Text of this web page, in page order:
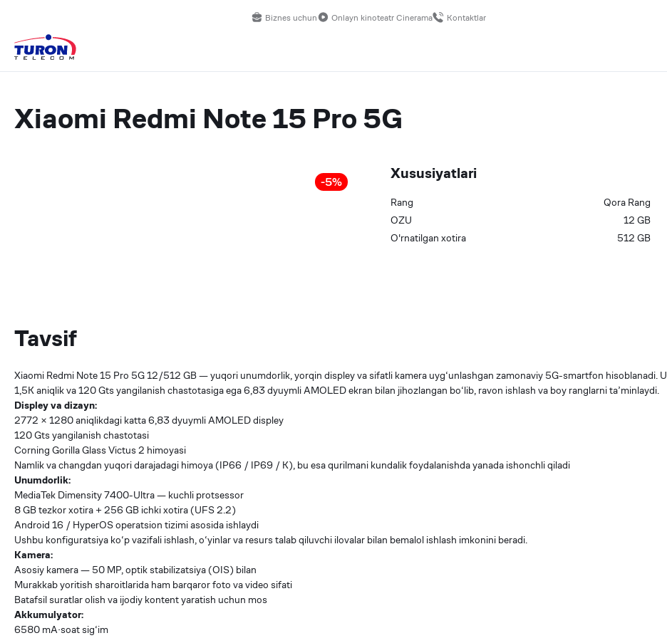
Biznes uchun Onlayn kinoteatr Cinerama Kontaktlar
Xiaomi Redmi Note 15 Pro 5G
-5% Xususiyatlari
Rang Qora Rang
OZU
12 GB
О'rnatilgan xotira
512 GB
Tavsif
Xiaomi Redmi Note 15 Pro 5G 12/512 GB — yuqori unumdorlik, yorqin displey va sifatli kamera uyg‘unlashgan zamonaviy 5G-smartfon hisoblanadi. U
1,5K aniqlik va 120 Gts yangilanish chastotasiga ega 6,83 dyuymli AMOLED ekran bilan jihozlangan bo‘lib, ravon ishlash va boy ranglarni ta’minlaydi.
Displey va dizayn:
2772 × 1280 aniqlikdagi katta 6,83 dyuymli AMOLED displey
120 Gts yangilanish chastotasi
Corning Gorilla Glass Victus 2 himoyasi
Namlik va changdan yuqori darajadagi himoya (IP66 / IP69 / K), bu esa qurilmani kundalik foydalanishda yanada ishonchli qiladi
Unumdorlik:
MediaTek Dimensity 7400-Ultra — kuchli protsessor
8 GB tezkor xotira + 256 GB ichki xotira (UFS 2.2)
Android 16 / HyperOS operatsion tizimi asosida ishlaydi
Ushbu konfiguratsiya ko‘p vazifali ishlash, o‘yinlar va resurs talab qiluvchi ilovalar bilan bemalol ishlash imkonini beradi.
Kamera:
Asosiy kamera — 50 MP, optik stabilizatsiya (OIS) bilan
Murakkab yoritish sharoitlarida ham barqaror foto va video sifati
Batafsil suratlar olish va ijodiy kontent yaratish uchun mos
Akkumulyator:
6580 mA·soat sig‘im